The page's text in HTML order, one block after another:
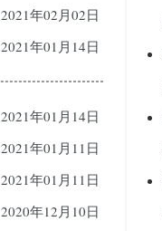
2021年02月02日
2021年01月14日
2021年01月14日
2021年01月11日
2021年01月11日
2020年12月10日